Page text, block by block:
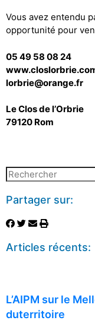
Vous avez entendu
opportunité pour
05 49 58 08 24
lorbrie@orange.fr
Le Clos de l’Orbrie
79120 Rom
Partager sur:
Articles récents:
L’AIPM sur le
duterritoire